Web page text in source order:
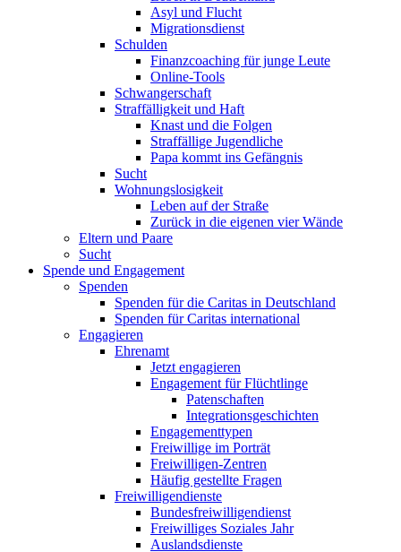
Asyl und Flucht
Migrationsdienst
Schulden
Finanzcoaching für junge Leute
Online-Tools
Schwangerschaft
Straffälligkeit und Haft
Knast und die Folgen
Straffällige Jugendliche
Papa kommt ins Gefängnis
Sucht
Wohnungslosigkeit
Leben auf der Straße
Zurück in die eigenen vier Wände
Eltern und Paare
Sucht
Spende und Engagement
Spenden
Spenden für die Caritas in Deutschland
Spenden für Caritas international
Engagieren
Ehrenamt
Jetzt engagieren
Engagement für Flüchtlinge
Patenschaften
Integrationsgeschichten
Engagementtypen
Freiwillige im Porträt
Freiwilligen-Zentren
Häufig gestellte Fragen
Freiwilligendienste
Bundesfreiwilligendienst
Freiwilliges Soziales Jahr
Auslandsdienste